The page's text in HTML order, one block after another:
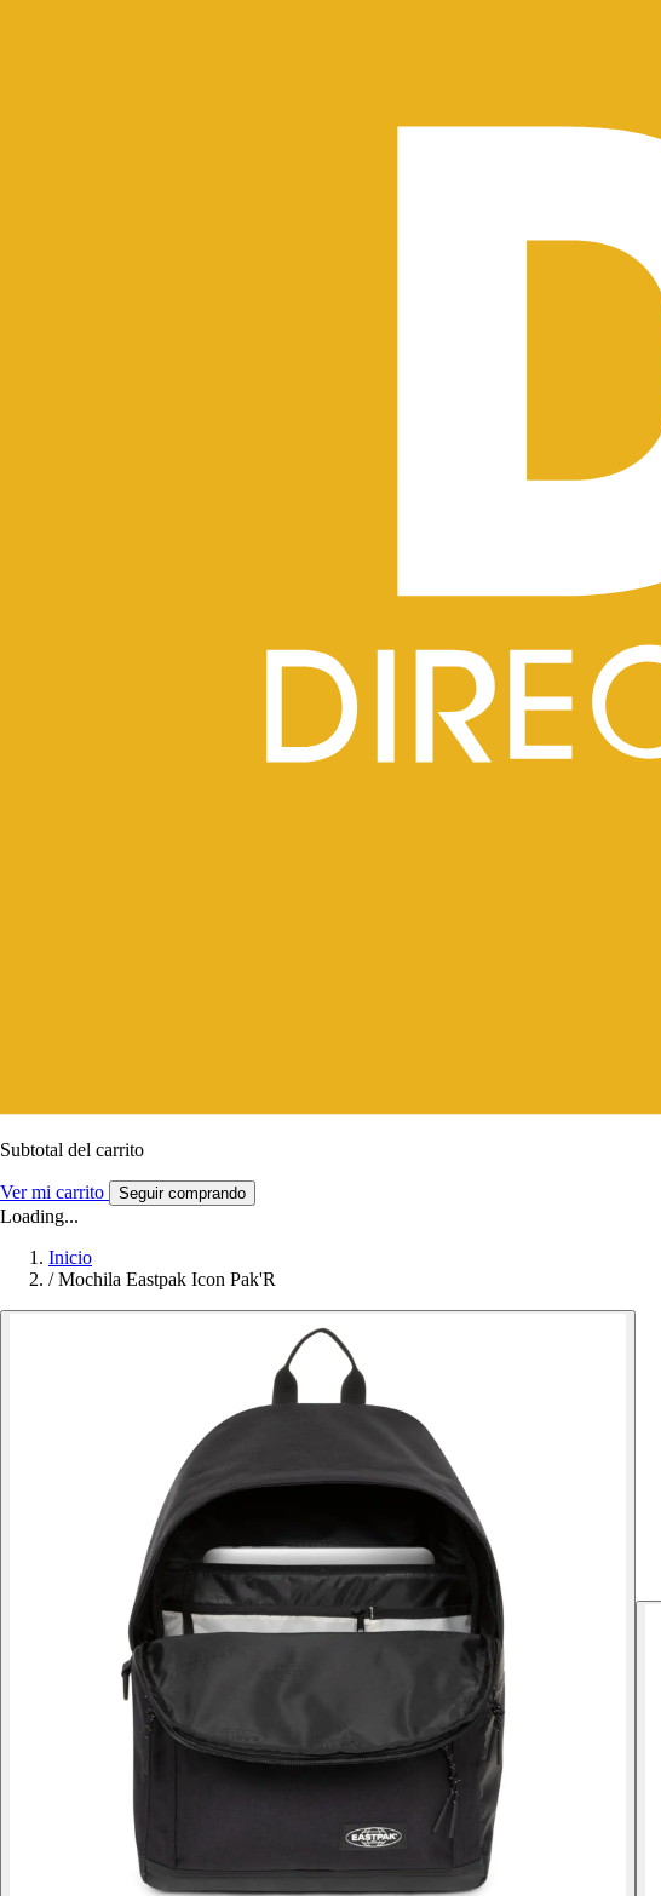
Subtotal del carrito
Ver mi carrito Seguir comprando
Loading...
Inicio
/ Mochila Eastpak Icon Pak'R